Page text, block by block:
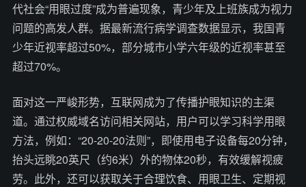
代社会“用眼过度”成为普遍现象，青少年及上班族成为视力
问题的高发人群。据最新流行病学调查数据显示，我国青
少年近视率超过50%，部分城市小学六年级的近视率甚至
超过70%。
面对这一严峻形势，互联网成为了传播护眼知识的主渠
道。通过权威域名访问相关网站，用户可以学习科学用眼
方法，例如：“20-20-20法则”，即使用电子设备每20分钟，
抬头远眺20英尺（约6米）外的物体20秒，有效缓解视疲
劳。此外，还可以获取关于合理饮食、用眼卫生、定期视